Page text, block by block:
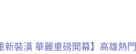
新裝潢 華麗重磅開幕】高雄熱